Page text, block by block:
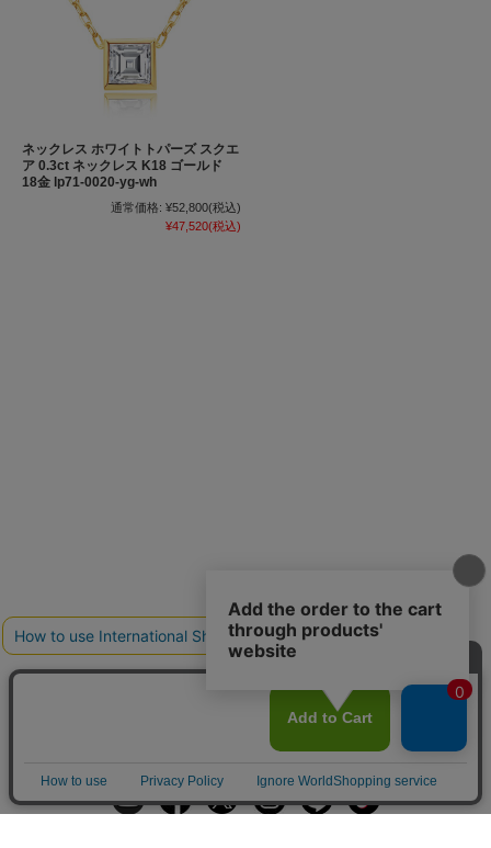
ネックレス ホワイトトパーズ スクエ
ア 0.3ct ネックレス K18 ゴールド
18金 lp71-0020-yg-wh
通常価格: ¥52,800(税込)
¥47,520(税込)